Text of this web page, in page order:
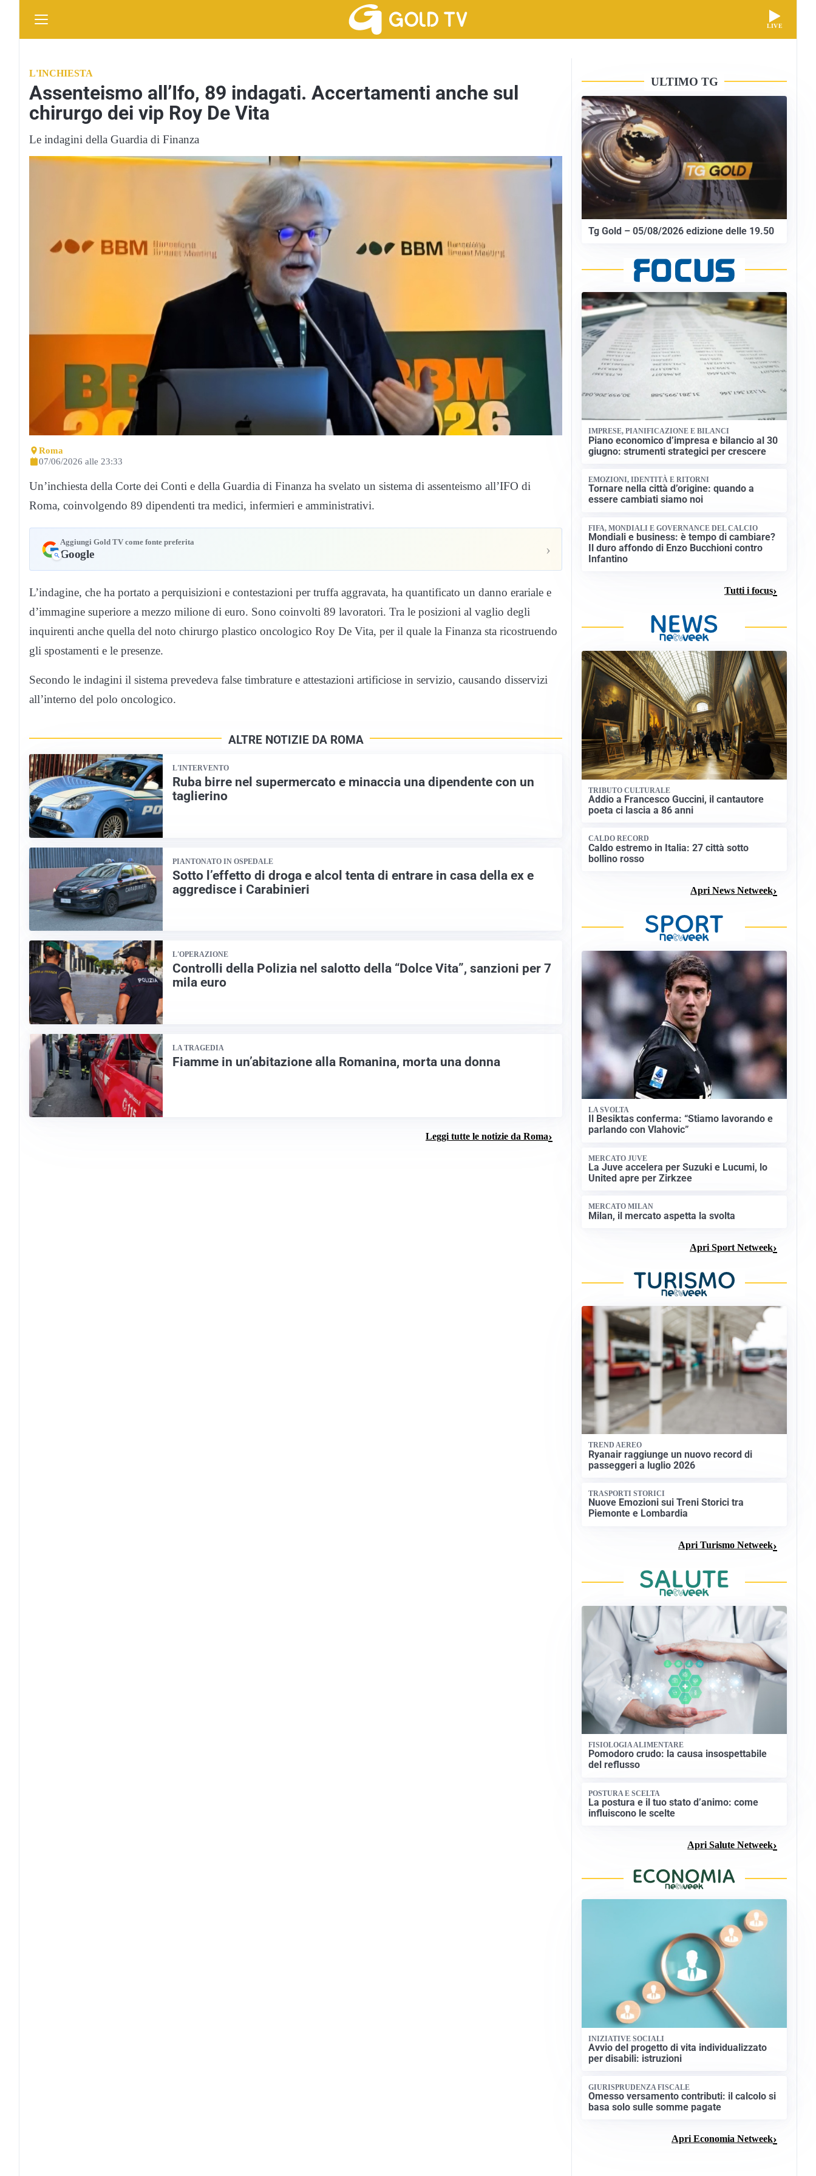
LIVE
L'INCHIESTA
Assenteismo all’Ifo, 89 indagati. Accertamenti anche sul
chirurgo dei vip Roy De Vita
Le indagini della Guardia di Finanza
Roma
07/06/2026 alle 23:33
Un’inchiesta della Corte dei Conti e della Guardia di Finanza ha svelato un sistema di assenteismo all’IFO di
Roma, coinvolgendo 89 dipendenti tra medici, infermieri e amministrativi.
Aggiungi Gold TV come fonte preferita
Google ›
L’indagine, che ha portato a perquisizioni e contestazioni per truffa aggravata, ha quantificato un danno erariale e
d’immagine superiore a mezzo milione di euro. Sono coinvolti 89 lavoratori. Tra le posizioni al vaglio degli
inquirenti anche quella del noto chirurgo plastico oncologico Roy De Vita, per il quale la Finanza sta ricostruendo
gli spostamenti e le presenze.
Secondo le indagini il sistema prevedeva false timbrature e attestazioni artificiose in servizio, causando disservizi
all’interno del polo oncologico.
ALTRE NOTIZIE DA ROMA
L'INTERVENTO
Ruba birre nel supermercato e minaccia una dipendente con un
taglierino
PIANTONATO IN OSPEDALE
Sotto l’effetto di droga e alcol tenta di entrare in casa della ex e
aggredisce i Carabinieri
L'OPERAZIONE
Controlli della Polizia nel salotto della “Dolce Vita”, sanzioni per 7
mila euro
LA TRAGEDIA
Fiamme in un’abitazione alla Romanina, morta una donna
Leggi tutte le notizie da Roma
ULTIMO TG
Tg Gold – 05/08/2026 edizione delle 19.50
IMPRESE, PIANIFICAZIONE E BILANCI
Piano economico d’impresa e bilancio al 30
giugno: strumenti strategici per crescere
EMOZIONI, IDENTITÀ E RITORNI
Tornare nella città d’origine: quando a
essere cambiati siamo noi
FIFA, MONDIALI E GOVERNANCE DEL CALCIO
Mondiali e business: è tempo di cambiare?
Il duro affondo di Enzo Bucchioni contro
Infantino
Tutti i focus
TRIBUTO CULTURALE
Addio a Francesco Guccini, il cantautore
poeta ci lascia a 86 anni
CALDO RECORD
Caldo estremo in Italia: 27 città sotto
bollino rosso
Apri News Netweek
LA SVOLTA
Il Besiktas conferma: “Stiamo lavorando e
parlando con Vlahovic”
MERCATO JUVE
La Juve accelera per Suzuki e Lucumi, lo
United apre per Zirkzee
MERCATO MILAN
Milan, il mercato aspetta la svolta
Apri Sport Netweek
TREND AEREO
Ryanair raggiunge un nuovo record di
passeggeri a luglio 2026
TRASPORTI STORICI
Nuove Emozioni sui Treni Storici tra
Piemonte e Lombardia
Apri Turismo Netweek
FISIOLOGIA ALIMENTARE
Pomodoro crudo: la causa insospettabile
del reflusso
POSTURA E SCELTA
La postura e il tuo stato d’animo: come
influiscono le scelte
Apri Salute Netweek
INIZIATIVE SOCIALI
Avvio del progetto di vita individualizzato
per disabili: istruzioni
GIURISPRUDENZA FISCALE
Omesso versamento contributi: il calcolo si
basa solo sulle somme pagate
Apri Economia Netweek